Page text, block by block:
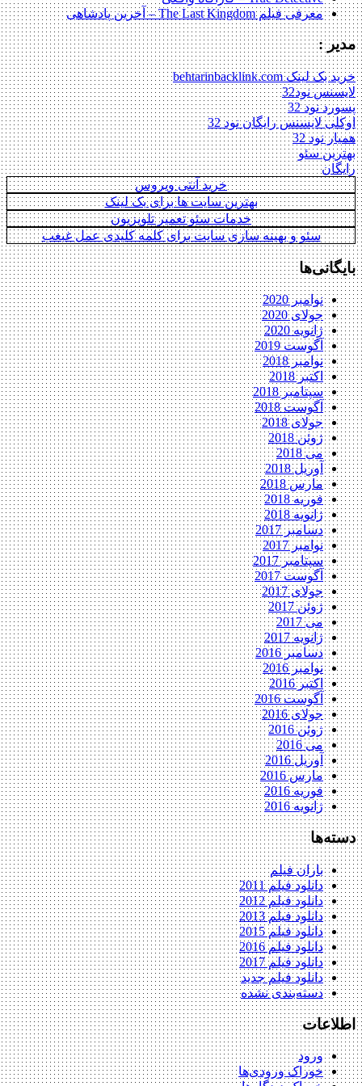
معرفی فیلم The Last Kingdom – آخرین پادشاهی
مدیر :
خرید بک لینک behtarinbacklink.com
لایسنس نود32
پسورد نود 32
اوکلی لایسنس رایگان نود 32
همیار نود 32
بهترین سئو
رایگان
خرید آنتی ویروس
بهترین سایت ها برای بک لینک
خدمات سئو تعمیر تلویزیون
سئو و بهینه سازی سایت برای کلمه کلیدی عمل غبغب
بایگانی‌ها
نوامبر 2020
جولای 2020
ژانویه 2020
آگوست 2019
نوامبر 2018
اکتبر 2018
سپتامبر 2018
آگوست 2018
جولای 2018
ژوئن 2018
می 2018
آوریل 2018
مارس 2018
فوریه 2018
ژانویه 2018
دسامبر 2017
نوامبر 2017
سپتامبر 2017
آگوست 2017
جولای 2017
ژوئن 2017
می 2017
ژانویه 2017
دسامبر 2016
نوامبر 2016
اکتبر 2016
آگوست 2016
جولای 2016
ژوئن 2016
می 2016
آوریل 2016
مارس 2016
فوریه 2016
ژانویه 2016
دسته‌ها
باران فیلم
دانلود فیلم 2011
دانلود فیلم 2012
دانلود فیلم 2013
دانلود فیلم 2015
دانلود فیلم 2016
دانلود فیلم 2017
دانلود فیلم جدید
دسته‌بندی نشده
اطلاعات
ورود
خوراک ورودی‌ها